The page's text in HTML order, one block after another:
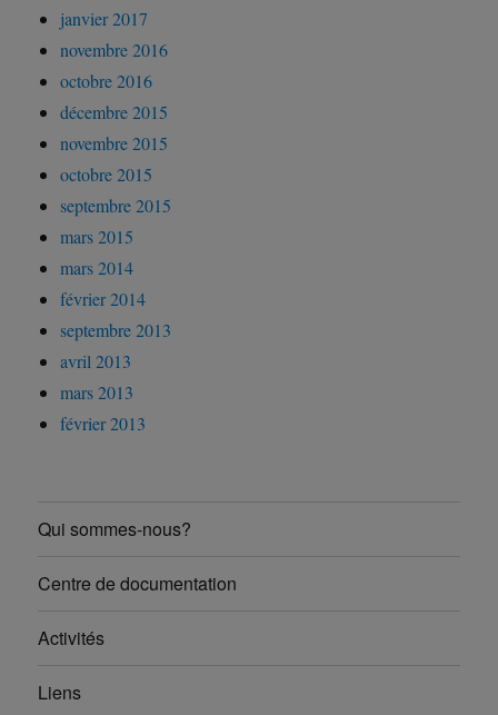
janvier 2017
novembre 2016
octobre 2016
décembre 2015
novembre 2015
octobre 2015
septembre 2015
mars 2015
mars 2014
février 2014
septembre 2013
avril 2013
mars 2013
février 2013
Qui sommes-nous?
Centre de documentation
Activités
Liens